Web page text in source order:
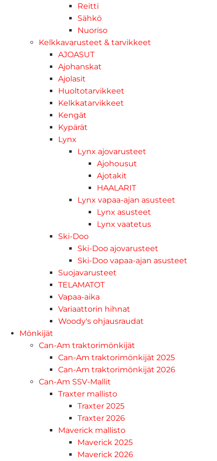
Reitti
Sähkö
Nuoriso
Kelkkavarusteet & tarvikkeet
AJOASUT
Ajohanskat
Ajolasit
Huoltotarvikkeet
Kelkkatarvikkeet
Kengät
Kypärät
Lynx
Lynx ajovarusteet
Ajohousut
Ajotakit
HAALARIT
Lynx vapaa-ajan asusteet
Lynx asusteet
Lynx vaatetus
Ski-Doo
Ski-Doo ajovarusteet
Ski-Doo vapaa-ajan asusteet
Suojavarusteet
TELAMATOT
Vapaa-aika
Variaattorin hihnat
Woody's ohjausraudat
Mönkijät
Can-Am traktorimönkijät
Can-Am traktorimönkijät 2025
Can-Am traktorimönkijät 2026
Can-Am SSV-Mallit
Traxter mallisto
Traxter 2025
Traxter 2026
Maverick mallisto
Maverick 2025
Maverick 2026